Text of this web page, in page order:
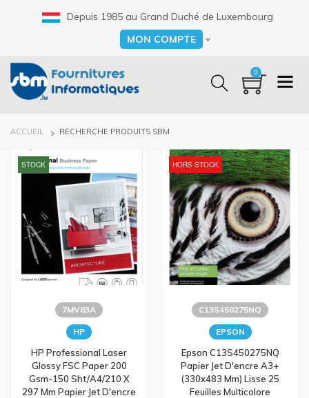
Depuis 1985 au Grand Duché de Luxembourg
Select your language
MON COMPTE
0
FIL
ACCUEIL RECHERCHE PRODUITS SBM
STOCK
7MV83A
HP
HP Professional Laser
Glossy FSC Paper 200
Gsm-150 Sht/A4/210 X
297 Mm Papier Jet D'encre
HORS STOCK
C13S450275NQ
EPSON
Epson C13S450275NQ
Papier Jet D'encre A3+
(330x483 Mm) Lisse 25
Feuilles Multicolore